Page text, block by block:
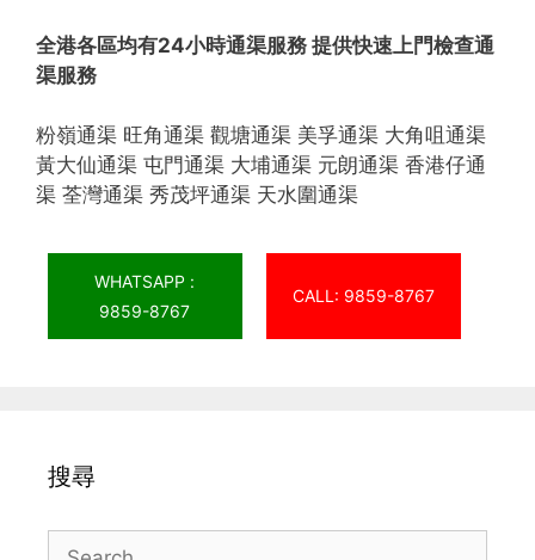
全港各區均有24小時通渠服務 提供快速上門檢查通
渠服務
粉嶺通渠 旺角通渠 觀塘通渠 美孚通渠 大角咀通渠
黃大仙通渠 屯門通渠 大埔通渠 元朗通渠 香港仔通
渠 荃灣通渠 秀茂坪通渠 天水圍通渠
WHATSAPP :
9859-8767
CALL: 9859-8767
搜尋